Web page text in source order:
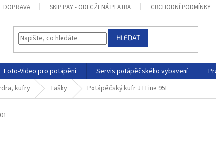
DOPRAVA SKIP PAY - ODLOŽENÁ PLATBA OBCHODNÍ PODMÍNKY
HLEDAT
Foto-Video pro potápění Servis potápěčského vybavení
kufry Tašky Potápěčský kufr JTLine 95L